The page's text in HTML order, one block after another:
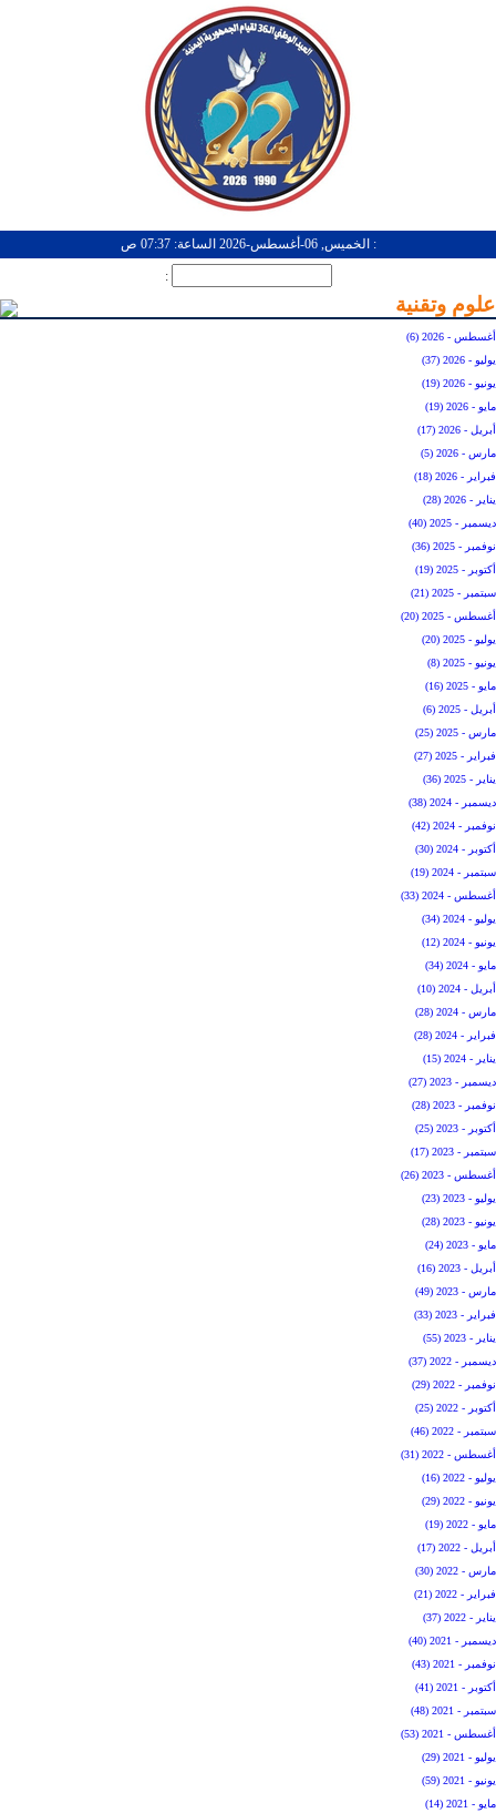
: الخميس, 06-أغسطس-2026 الساعة: 07:37 ص
:
علوم وتقنية
أغسطس - 2026 (6)
يوليو - 2026 (37)
يونيو - 2026 (19)
مايو - 2026 (19)
أبريل - 2026 (17)
مارس - 2026 (5)
فبراير - 2026 (18)
يناير - 2026 (28)
ديسمبر - 2025 (40)
نوفمبر - 2025 (36)
أكتوبر - 2025 (19)
سبتمبر - 2025 (21)
أغسطس - 2025 (20)
يوليو - 2025 (20)
يونيو - 2025 (8)
مايو - 2025 (16)
أبريل - 2025 (6)
مارس - 2025 (25)
فبراير - 2025 (27)
يناير - 2025 (36)
ديسمبر - 2024 (38)
نوفمبر - 2024 (42)
أكتوبر - 2024 (30)
سبتمبر - 2024 (19)
أغسطس - 2024 (33)
يوليو - 2024 (34)
يونيو - 2024 (12)
مايو - 2024 (34)
أبريل - 2024 (10)
مارس - 2024 (28)
فبراير - 2024 (28)
يناير - 2024 (15)
ديسمبر - 2023 (27)
نوفمبر - 2023 (28)
أكتوبر - 2023 (25)
سبتمبر - 2023 (17)
أغسطس - 2023 (26)
يوليو - 2023 (23)
يونيو - 2023 (28)
مايو - 2023 (24)
أبريل - 2023 (16)
مارس - 2023 (49)
فبراير - 2023 (33)
يناير - 2023 (55)
ديسمبر - 2022 (37)
نوفمبر - 2022 (29)
أكتوبر - 2022 (25)
سبتمبر - 2022 (46)
أغسطس - 2022 (31)
يوليو - 2022 (16)
يونيو - 2022 (29)
مايو - 2022 (19)
أبريل - 2022 (17)
مارس - 2022 (30)
فبراير - 2022 (21)
يناير - 2022 (37)
ديسمبر - 2021 (40)
نوفمبر - 2021 (43)
أكتوبر - 2021 (41)
سبتمبر - 2021 (48)
أغسطس - 2021 (53)
يوليو - 2021 (29)
يونيو - 2021 (59)
مايو - 2021 (14)